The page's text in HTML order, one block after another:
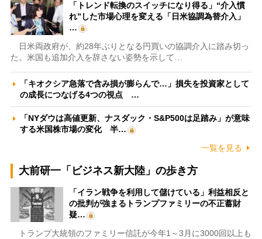
「トレンド転換のスイッチになり得る」“介入慣
れ”した市場心理を変える「日米協調為替介入」
…
日米両政府が、約28年ぶりとなる円買いの協調介入に踏み切っ
た。米国も追加介入を辞さない姿勢を示して…
「キオクシア急落で含み損が膨らんで…」損失を投資家として
の成長につなげる4つの視点 …
「NYダウは高値更新、ナスダック・S&P500は足踏み」が意味
する米国株市場の変化 半…
一覧を見る
大前研一「ビジネス新大陸」の歩き方
「イラン戦争を利用して儲けている」利益相反と
の批判が強まるトランプファミリーの不正蓄財
疑…
トランプ大統領のファミリー信託が今年1～3月に3000回以上も